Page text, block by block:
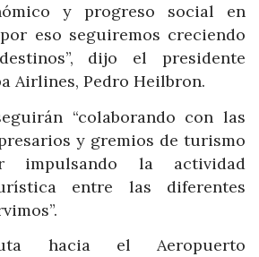
y progreso social en
eso seguiremos creciendo
dijo el presidente
Airlines, Pedro Heilbron.
“colaborando con las
y gremios de turismo
impulsando la actividad
entre las diferentes
hacia el Aeropuerto